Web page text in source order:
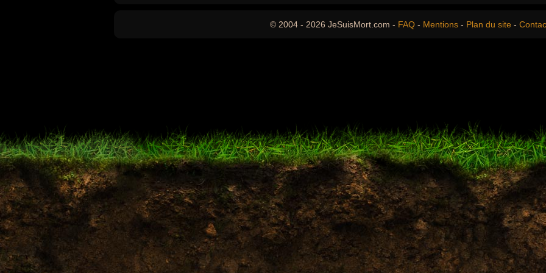
© 2004 - 2026 JeSuisMort.com - FAQ - Mentions - Plan du site -